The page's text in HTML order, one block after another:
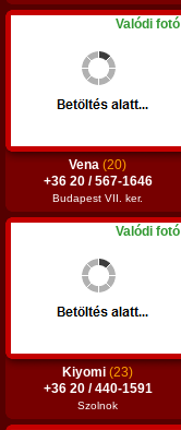
Valódi fotó
Vena(20)
+36 20 / 567-1646
Budapest VII. ker.
Valódi fotó
Kiyomi(23)
+36 20 / 440-1591
Szolnok